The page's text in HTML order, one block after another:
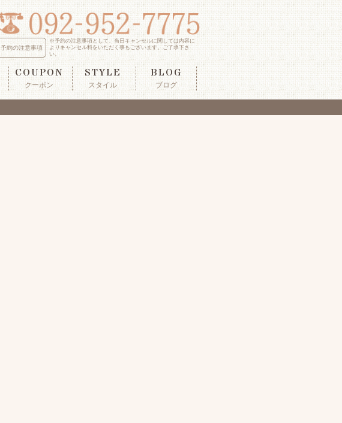
予約の注意事項
※予約の注意事項として、当日キャンセルに関しては内容に
よりキャンセル料をいただく事もございます。ご了承下さ
い。
COUPON
クーポン
STYLE
スタイル
BLOG
ブログ